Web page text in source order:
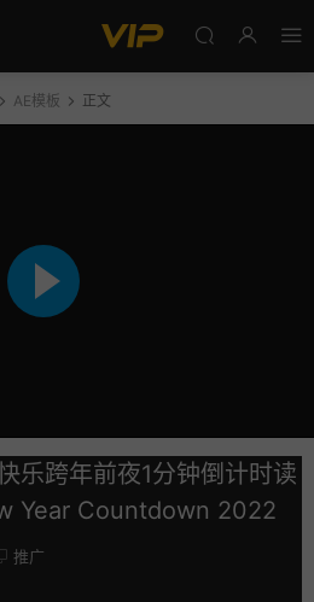
AE模板 正文
乐跨年前夜1分钟倒计时读
Year Countdown 2022
推广